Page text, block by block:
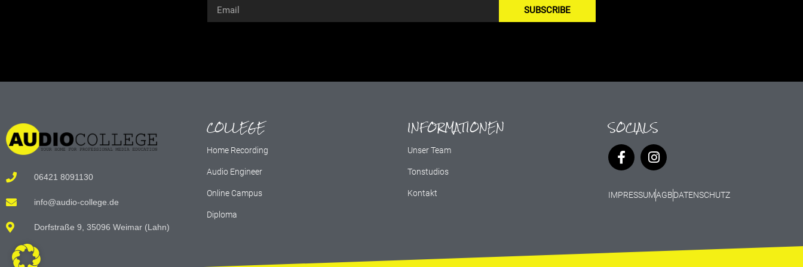
SUBSCRIBE
06421 8091130
info@audio-college.de
Dorfstraße 9, 35096 Weimar (Lahn)
COLLEGE
Home Recording
Audio Engineer
Online Campus
Diploma
INFORMATIONEN
Unser Team
Tonstudios
Kontakt
SOCIALS
IMPRESSUMAGBDATENSCHUTZ